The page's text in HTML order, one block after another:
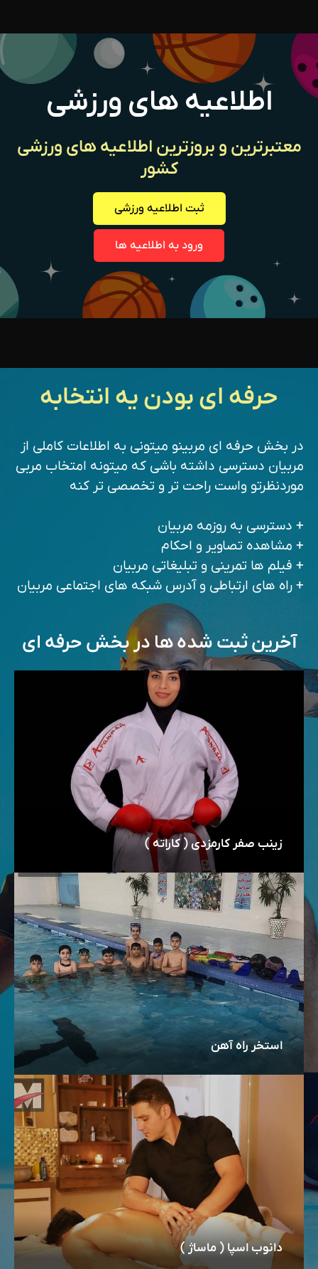
اطلاعیه های ورزشی
معتبرترین و بروزترین اطلاعیه های ورزشی
کشور
ثبت اطلاعیه ورزشی
ورود به اطلاعیه ها
حرفه ای بودن یه انتخابه
در بخش حرفه ای مربینو میتونی به اطلاعات کاملی از
مربیان دسترسی داشته باشی که میتونه امتخاب مربی
موردنظرتو واست راحت تر و تخصصی تر کنه
+ دسترسی به روزمه مربیان
+ مشاهده تصاویر و احکام
+ فیلم ها تمرینی و تبلیغاتی مربیان
+ راه های ارتباطی و آدرس شبکه های اجتماعی مربیان
آخرین ثبت شده ها در بخش حرفه ای
زینب صفر کارمزدی ( کاراته )
استخر راه آهن
دانوب اسپا ( ماساژ )